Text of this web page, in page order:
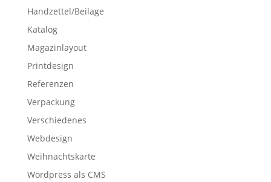
Handzettel/Beilage
Katalog
Magazinlayout
Printdesign
Referenzen
Verpackung
Verschiedenes
Webdesign
Weihnachtskarte
Wordpress als CMS